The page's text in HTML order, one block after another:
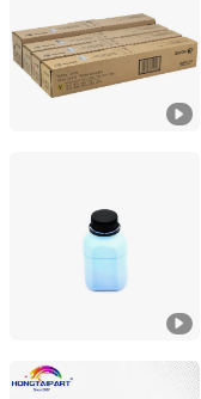
Compatible para
Cartucho de Tóner de
China
Guangdong, China
Cangzhou ASC
Hebei, China